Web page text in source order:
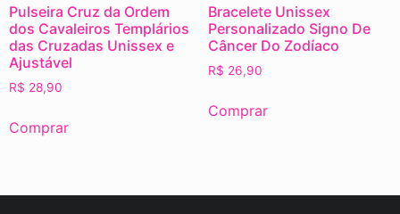
Pulseira Cruz da Ordem
dos Cavaleiros Templários
das Cruzadas Unissex e
Ajustável
R$ 28,90
Comprar
Bracelete Unissex
Personalizado Signo De
Câncer Do Zodíaco
R$ 26,90
Comprar